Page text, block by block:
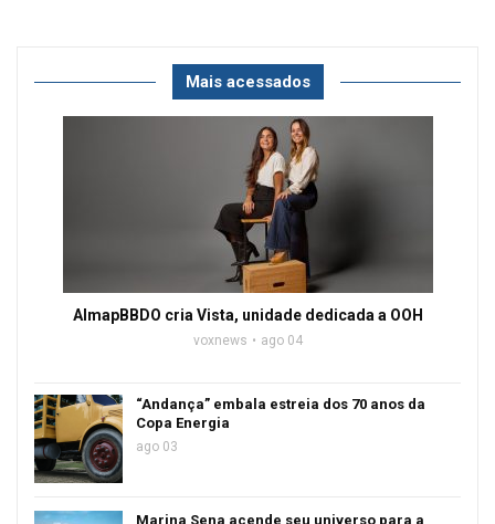
Mais acessados
AlmapBBDO cria Vista, unidade dedicada a OOH
voxnews ago 04
“Andança” embala estreia dos 70 anos da
Copa Energia
ago 03
Marina Sena acende seu universo para a